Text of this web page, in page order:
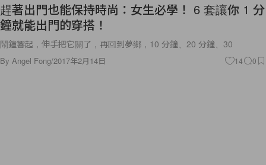
趕著出門也能保持時尚：女生必學！ 6 套讓你 1 分
鐘就能出門的穿搭！
鬧鐘響起，伸手把它關了，再回到夢鄉，10 分鐘、20 分鐘、30
By Angel Fong/2017年2月14日 14 0